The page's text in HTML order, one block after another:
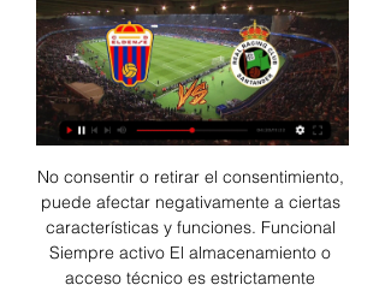
No consentir o retirar el consentimiento,
puede afectar negativamente a ciertas
características y funciones. Funcional
Siempre activo El almacenamiento o
acceso técnico es estrictamente